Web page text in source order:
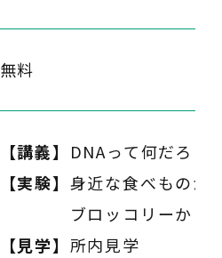
無料
【講義】 DNAって何だろう
【実験】 身近な食べものか
ブロッコリーからの
【見学】 所内見学